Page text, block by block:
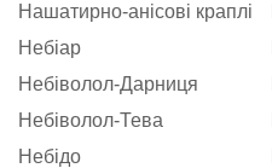
Нашатирно-анісові краплі
Небіар
Небіволол-Дарниця
Небіволол-Тева
Небідо